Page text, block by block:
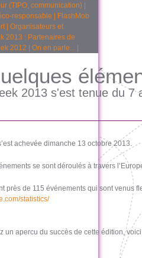
(TIPO, communication)
responsable
FlashMob
| Organisateurs et
2013 : Partenaires de
2012 On en parle...
2013 s'est tenue du 7
achevée dimanche 13 octobre 2013.
se sont déroulés à travers
près de 115 événements qui sont venus
statistics/
un apercu du succès de cette édition,